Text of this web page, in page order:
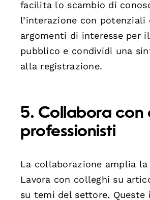
facilita lo scambio di
l’interazione con
argomenti di interesse per
pubblico e condividi una
alla registrazione.
5. Collabora con
professionisti
La collaborazione amplia
Lavora con colleghi su
su temi del settore. Queste